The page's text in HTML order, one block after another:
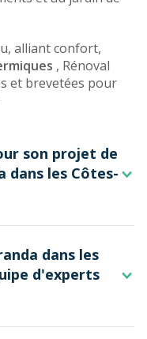
alliant confort,
, Rénoval
et brevetées pour
son projet de
dans les Côtes-
la
véranda
, la société Rénoval
à votre service
de l’installation
dans les
d'experts